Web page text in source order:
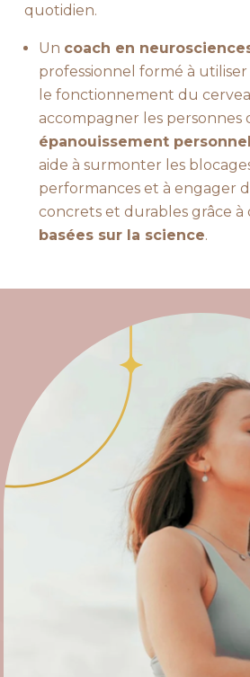
quotidien.
Un coach en
professionnel formé à utiliser
le fonctionnement du
accompagner les personnes
épanouissement
aide à surmonter les
performances et à engager
concrets et durables grâce à
basées sur la science.